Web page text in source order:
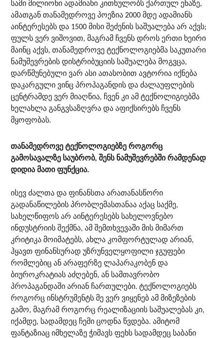
სამი მილიონი ადამიანი კითხულობს ქართულ ენაზე,
ამათგან თანამედროვე პოეზია 2000 მდე ადამიანს
აინტერესებს და 1500 მისი შეძენის საშუალება არ აქვს;
ფულს ვერ ვიშოვით, მაგრამ ჩვენს დროს ერთი ხეირი
მაინც აქვს, თანამედროვე ტექნოლოგიებმა საკუთარი
ნამუშევრების დისტრიბუციის საშუალება მოგვცა,
დარწმუნებული ვარ ასი ათასობით ავტორია იქნება
დაკარგული ვინც პროპაგანდის და ძალაუფლების
ცენტრამდე ვერ მიაღწია, ჩვენ კი ამ ტექნოლიგიებმა
ხელახლა განგვსაზღვრა და აფიქსირებს ჩვენს
მყოფობას.
თანამედროვე ტექნოლოგიებზე როგორც
გამოსავალზე საუბრობ, შენს ნამუშევრებში რამდენად
დიდია მათი ფუნქცია.
ისევ ძალთა და ფინანსთა არათანასწორი
გადანაწილების პრობლემასთანაა აქაც საქმე,
სახელწიფოს არ აინტერესებს სახელოვნებო
ინდუსტრიის შექმნა, ამ შემთხვევაში მის მიმართ
კრიტიკა მოიმატებს, ახლა კომფორტულად არიან,
ჰყავთ ფინანსურად უზრუნველყოფილი ჯგუფები
რომლებიც ან არაფერზე ლაპარაკობენ და
ბიუროკრატიას აძღებენ, ან სამთავრობო
პროპაგანდაში არიან ჩართულები. ტექნოლოგიებს
როგორც ინსტრუმენტს მე ვერ ვიყენებ ამ მიზეზების
გამო, მაგრამ როგორც რეალიზაციის საშუალებას კი,
იქამდე, სადამდეც ჩემი ცოდნა წვდება. ამიტომ
ფანტაზიაც იმხელაზე ჭიმავს ფეხს სადამდეც საბანი